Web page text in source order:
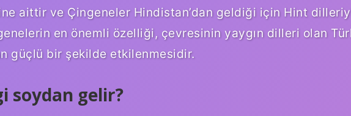
aittir ve Çingeneler Hindistan’dan geldiği için Hint
en önemli özelliği, çevresinin yaygın dilleri olan
güçlü bir şekilde etkilenmesidir.
soydan gelir?